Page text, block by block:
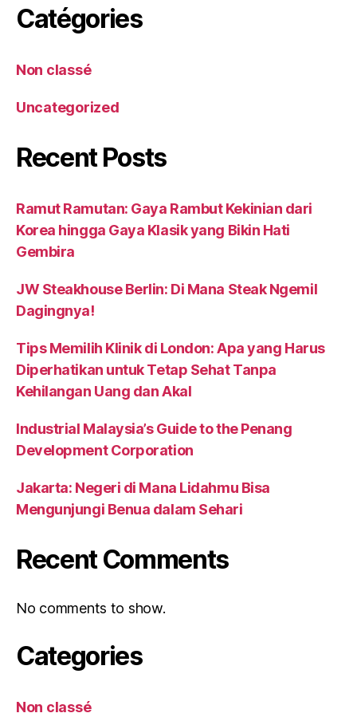
Catégories
Non classé
Uncategorized
Recent Posts
Ramut Ramutan: Gaya Rambut Kekinian dari
Korea hingga Gaya Klasik yang Bikin Hati
Gembira
JW Steakhouse Berlin: Di Mana Steak Ngemil
Dagingnya!
Tips Memilih Klinik di London: Apa yang Harus
Diperhatikan untuk Tetap Sehat Tanpa
Kehilangan Uang dan Akal
Industrial Malaysia’s Guide to the Penang
Development Corporation
Jakarta: Negeri di Mana Lidahmu Bisa
Mengunjungi Benua dalam Sehari
Recent Comments
No comments to show.
Categories
Non classé